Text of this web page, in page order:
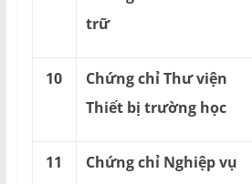
trữ
10
Chứng chỉ Thư viện
Thiết bị trường học
11
Chứng chỉ Nghiệp vụ